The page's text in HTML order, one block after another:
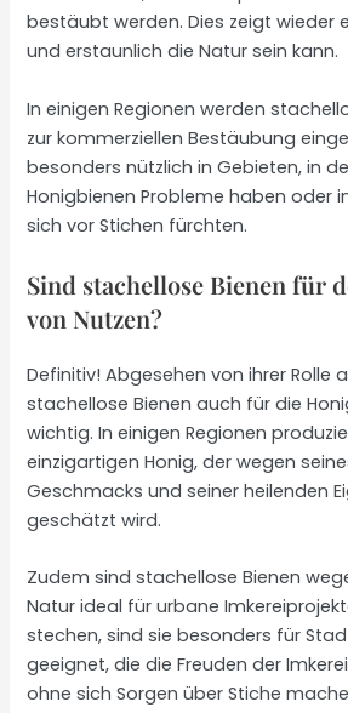
bestäubt werden. Dies zeigt wieder
und erstaunlich die Natur sein kann.
In einigen Regionen werden
zur kommerziellen Bestäubung
besonders nützlich in Gebieten, in
Honigbienen Probleme haben oder
sich vor Stichen fürchten.
Sind stachellose Bienen für
von Nutzen?
Definitiv! Abgesehen von ihrer Rolle
stachellose Bienen auch für die
wichtig. In einigen Regionen
einzigartigen Honig, der wegen
Geschmacks und seiner heilenden
geschätzt wird.
Zudem sind stachellose Bienen
Natur ideal für urbane
stechen, sind sie besonders für
geeignet, die die Freuden der
ohne sich Sorgen über Stiche